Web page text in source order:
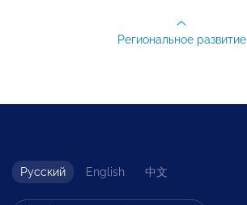
Региональное развитие
Русский English 中文